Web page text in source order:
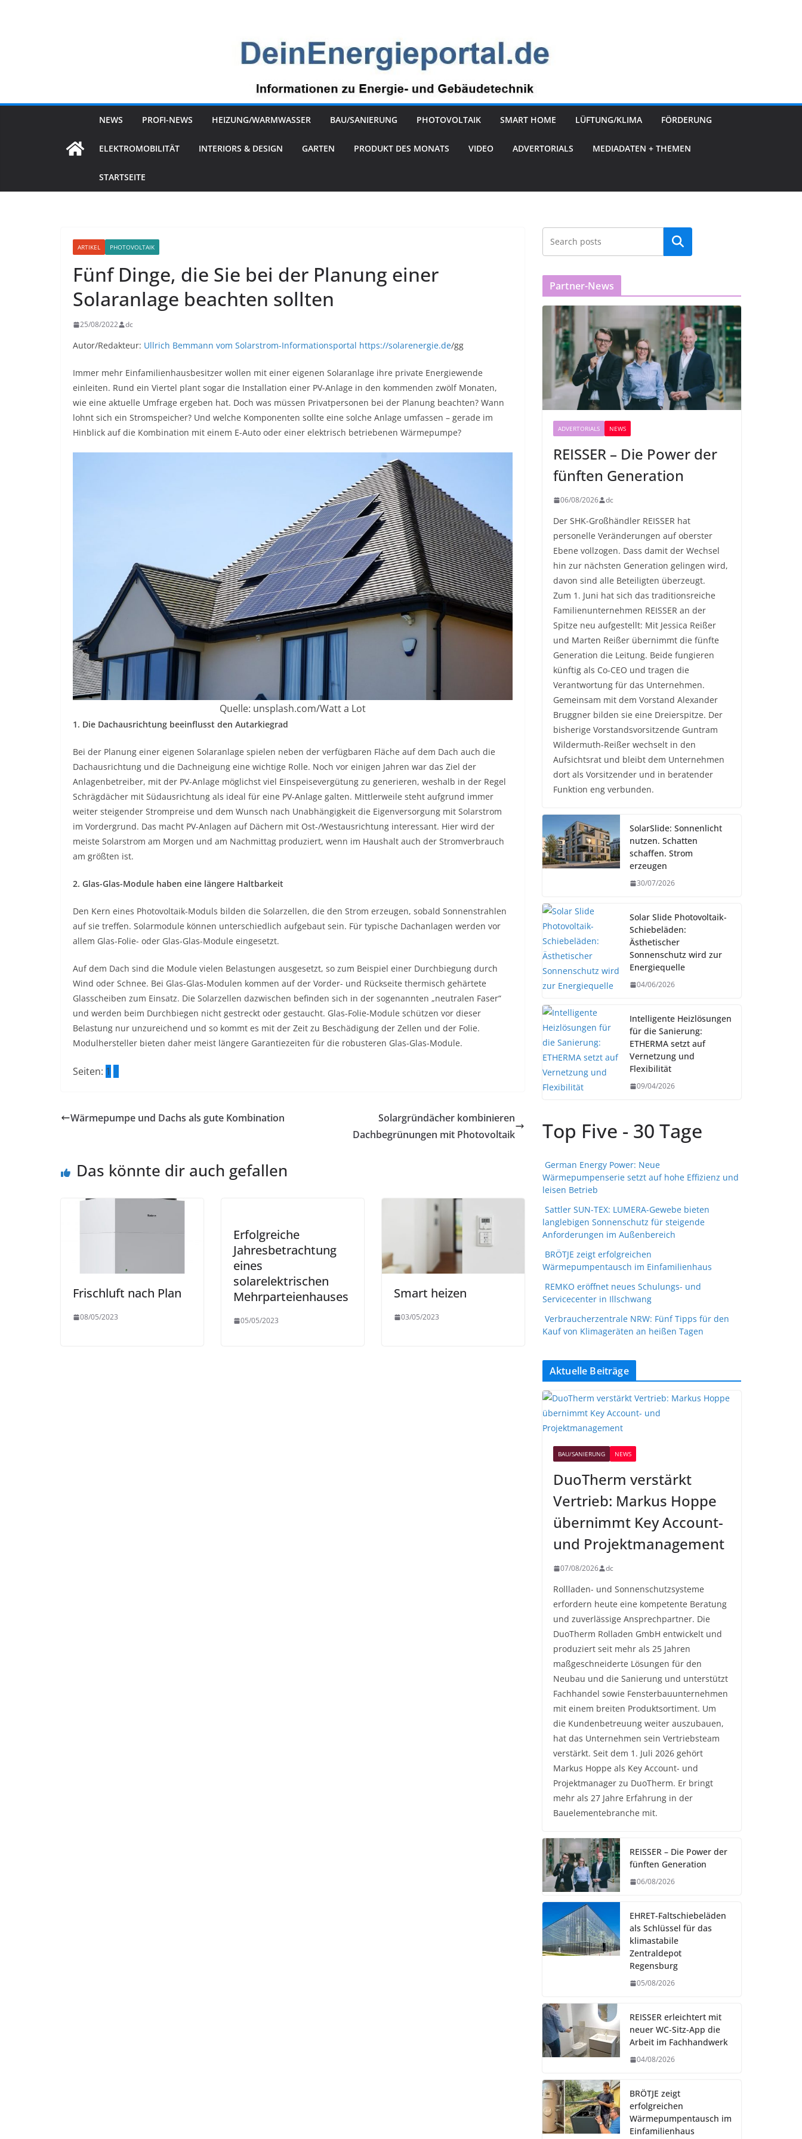
NEWS PROFI-NEWS HEIZUNG/WARMWASSER BAU/SANIERUNG PHOTOVOLTAIK SMART HOME LÜFTUNG/KLIMA FÖRDERUNG
ELEKTROMOBILITÄT INTERIORS & DESIGN GARTEN PRODUKT DES MONATS VIDEO ADVERTORIALS MEDIADATEN + THEMEN
STARTSEITE
ARTIKEL PHOTOVOLTAIK
Fünf Dinge, die Sie bei der Planung einer
Solaranlage beachten sollten
25/08/2022 dc
Autor/Redakteur: Ullrich Bemmann vom Solarstrom-Informationsportal https://solarenergie.de/gg
Immer mehr Einfamilienhausbesitzer wollen mit einer eigenen Solaranlage ihre private Energiewende
einleiten. Rund ein Viertel plant sogar die Installation einer PV-Anlage in den kommenden zwölf Monaten,
wie eine aktuelle Umfrage ergeben hat. Doch was müssen Privatpersonen bei der Planung beachten? Wann
lohnt sich ein Stromspeicher? Und welche Komponenten sollte eine solche Anlage umfassen – gerade im
Hinblick auf die Kombination mit einem E-Auto oder einer elektrisch betriebenen Wärmepumpe?
Quelle: unsplash.com/Watt a Lot
1. Die Dachausrichtung beeinflusst den Autarkiegrad
Bei der Planung einer eigenen Solaranlage spielen neben der verfügbaren Fläche auf dem Dach auch die
Dachausrichtung und die Dachneigung eine wichtige Rolle. Noch vor einigen Jahren war das Ziel der
Anlagenbetreiber, mit der PV-Anlage möglichst viel Einspeisevergütung zu generieren, weshalb in der Regel
Schrägdächer mit Südausrichtung als ideal für eine PV-Anlage galten. Mittlerweile steht aufgrund immer
weiter steigender Strompreise und dem Wunsch nach Unabhängigkeit die Eigenversorgung mit Solarstrom
im Vordergrund. Das macht PV-Anlagen auf Dächern mit Ost-/Westausrichtung interessant. Hier wird der
meiste Solarstrom am Morgen und am Nachmittag produziert, wenn im Haushalt auch der Stromverbrauch
am größten ist.
2. Glas-Glas-Module haben eine längere Haltbarkeit
Den Kern eines Photovoltaik-Moduls bilden die Solarzellen, die den Strom erzeugen, sobald Sonnenstrahlen
auf sie treffen. Solarmodule können unterschiedlich aufgebaut sein. Für typische Dachanlagen werden vor
allem Glas-Folie- oder Glas-Glas-Module eingesetzt.
Auf dem Dach sind die Module vielen Belastungen ausgesetzt, so zum Beispiel einer Durchbiegung durch
Wind oder Schnee. Bei Glas-Glas-Modulen kommen auf der Vorder- und Rückseite thermisch gehärtete
Glasscheiben zum Einsatz. Die Solarzellen dazwischen befinden sich in der sogenannten „neutralen Faser“
und werden beim Durchbiegen nicht gestreckt oder gestaucht. Glas-Folie-Module schützen vor dieser
Belastung nur unzureichend und so kommt es mit der Zeit zu Beschädigung der Zellen und der Folie.
Modulhersteller bieten daher meist längere Garantiezeiten für die robusteren Glas-Glas-Module.
Seiten: 1 2
Wärmepumpe und Dachs als gute Kombination
Solargründächer kombinieren
Dachbegrünungen mit Photovoltaik
Das könnte dir auch gefallen
Frischluft nach Plan
08/05/2023
Erfolgreiche
Jahresbetrachtung
eines
solarelektrischen
Mehrparteienhauses
05/05/2023
Smart heizen
03/05/2023
Partner-News
ADVERTORIALS NEWS
REISSER – Die Power der
fünften Generation
06/08/2026 dc
Der SHK-Großhändler REISSER hat
personelle Veränderungen auf oberster
Ebene vollzogen. Dass damit der Wechsel
hin zur nächsten Generation gelingen wird,
davon sind alle Beteiligten überzeugt.
Zum 1. Juni hat sich das traditionsreiche
Familienunternehmen REISSER an der
Spitze neu aufgestellt: Mit Jessica Reißer
und Marten Reißer übernimmt die fünfte
Generation die Leitung. Beide fungieren
künftig als Co-CEO und tragen die
Verantwortung für das Unternehmen.
Gemeinsam mit dem Vorstand Alexander
Bruggner bilden sie eine Dreierspitze. Der
bisherige Vorstandsvorsitzende Guntram
Wildermuth-Reißer wechselt in den
Aufsichtsrat und bleibt dem Unternehmen
dort als Vorsitzender und in beratender
Funktion eng verbunden.
SolarSlide: Sonnenlicht
nutzen. Schatten
schaffen. Strom
erzeugen
30/07/2026
Solar Slide Photovoltaik-
Schiebeläden:
Ästhetischer
Sonnenschutz wird zur
Energiequelle
04/06/2026
Intelligente Heizlösungen
für die Sanierung:
ETHERMA setzt auf
Vernetzung und
Flexibilität
09/04/2026
Top Five - 30 Tage
German Energy Power: Neue
Wärmepumpenserie setzt auf hohe Effizienz und
leisen Betrieb
Sattler SUN-TEX: LUMERA-Gewebe bieten
langlebigen Sonnenschutz für steigende
Anforderungen im Außenbereich
BRÖTJE zeigt erfolgreichen
Wärmepumpentausch im Einfamilienhaus
REMKO eröffnet neues Schulungs- und
Servicecenter in Illschwang
Verbraucherzentrale NRW: Fünf Tipps für den
Kauf von Klimageräten an heißen Tagen
Aktuelle Beiträge
BAU/SANIERUNG NEWS
DuoTherm verstärkt
Vertrieb: Markus Hoppe
übernimmt Key Account-
und Projektmanagement
07/08/2026 dc
Rollladen- und Sonnenschutzsysteme
erfordern heute eine kompetente Beratung
und zuverlässige Ansprechpartner. Die
DuoTherm Rolladen GmbH entwickelt und
produziert seit mehr als 25 Jahren
maßgeschneiderte Lösungen für den
Neubau und die Sanierung und unterstützt
Fachhandel sowie Fensterbauunternehmen
mit einem breiten Produktsortiment. Um
die Kundenbetreuung weiter auszubauen,
hat das Unternehmen sein Vertriebsteam
verstärkt. Seit dem 1. Juli 2026 gehört
Markus Hoppe als Key Account- und
Projektmanager zu DuoTherm. Er bringt
mehr als 27 Jahre Erfahrung in der
Bauelementebranche mit.
REISSER – Die Power der
fünften Generation
06/08/2026
EHRET-Faltschiebeläden
als Schlüssel für das
klimastabile
Zentraldepot
Regensburg
05/08/2026
REISSER erleichtert mit
neuer WC-Sitz-App die
Arbeit im Fachhandwerk
04/08/2026
BRÖTJE zeigt
erfolgreichen
Wärmepumpentausch im
Einfamilienhaus